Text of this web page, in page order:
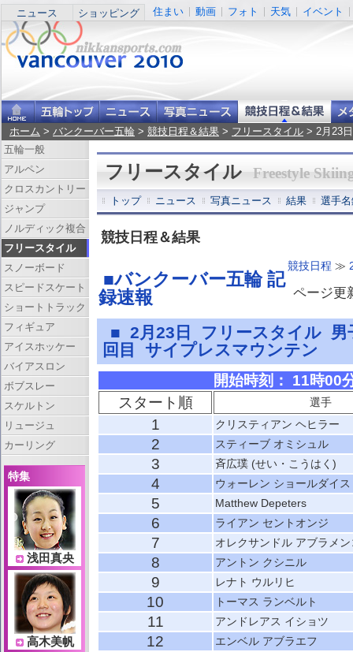
ニュース ショッピング 住まい 動画 フォト 天気 イベント
ホーム > バンクーバー五輪 > 競技日程＆結果 > フリースタイル > 2月23
フリースタイル Freestyle
トップ ニュース 写真ニュース 結果 選手
競技日程＆結果
■バンクーバー五輪 記
録速報
競技日程 ≫
ページ更
■ 2月23日 フリースタイル 男
回目 サイプレスマウンテン
開始時刻： 11時00
スタート順
選手
1 クリスティアン ヘヒラー
2 スティーブ オミシュル
3 斉広璞 (せい・こうはく)
4 ウォーレン ショールダイス
5 Matthew Depeters
6 ライアン セントオンジ
7 オレクサンドル アブラメン
8 アントン クシニル
9 レナト ウルリヒ
10 トーマス ランベルト
11 アンドレアス イショツ
12 エンベル アブラエフ
五輪一般
アルペン
クロスカントリー
ジャンプ
ノルディック複合
フリースタイル
スノーボード
スピードスケート
ショートトラック
フィギュア
アイスホッケー
バイアスロン
ボブスレー
スケルトン
リュージュ
カーリング
特集
浅田真央
高木美帆